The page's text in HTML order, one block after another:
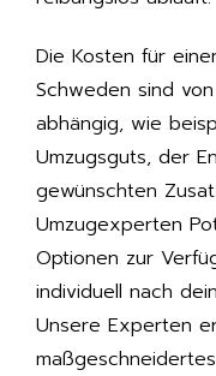
Die Kosten für
Schweden sind
abhängig, wie
Umzugsguts, der
gewünschten
Umzugexperten
Optionen zur
individuell nach
Unsere Experten